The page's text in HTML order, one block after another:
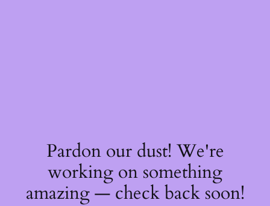
Pardon our dust! We're
working on something
amazing — check back soon!